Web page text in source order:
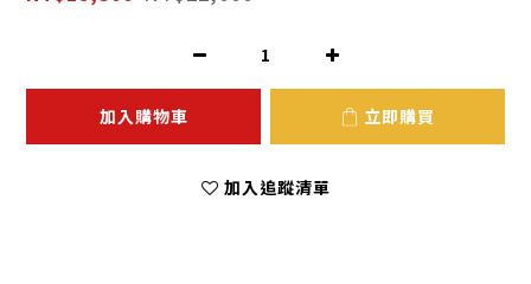
加入購物車 立即購買
加入追蹤清單